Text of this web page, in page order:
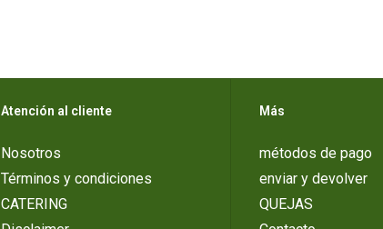
Atención al cliente
Nosotros
Términos y condiciones
CATERING
Más
métodos de pago
enviar y devolver
QUEJAS